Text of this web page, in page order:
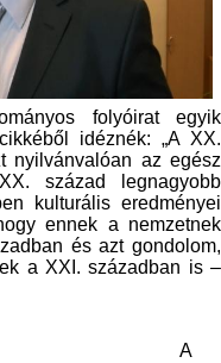
folyóirat egyik
idéznék: „A XX.
nyilvánvalóan az egész
század legnagyobb
kulturális eredményei
ennek a nemzetnek
és azt gondolom,
a XXI. században is –
A